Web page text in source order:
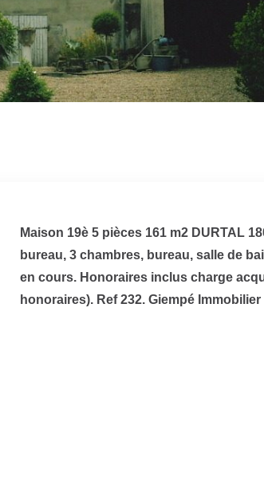
Maison 19è 5 pièces 161 m2 DURTAL
bureau, 3 chambres, bureau, salle de
en cours. Honoraires inclus charge
honoraires). Ref 232. Giempé Immobilier